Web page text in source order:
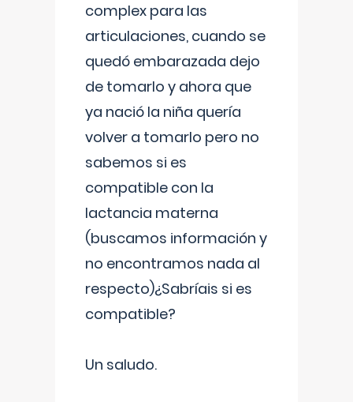
complex para las
articulaciones, cuando se
quedó embarazada dejo
de tomarlo y ahora que
ya nació la niña quería
volver a tomarlo pero no
sabemos si es
compatible con la
lactancia materna
(buscamos información y
no encontramos nada al
respecto)¿Sabríais si es
compatible?
Un saludo.